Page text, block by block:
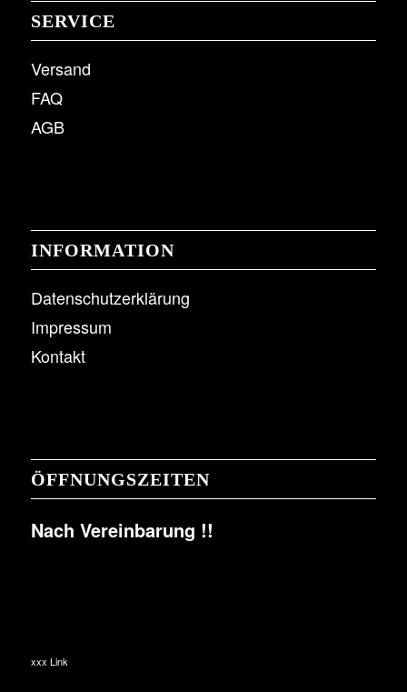
SERVICE
Versand
FAQ
AGB
INFORMATION
Datenschutzerklärung
Impressum
Kontakt
ÖFFNUNGSZEITEN
Nach Vereinbarung !!
xxx Link